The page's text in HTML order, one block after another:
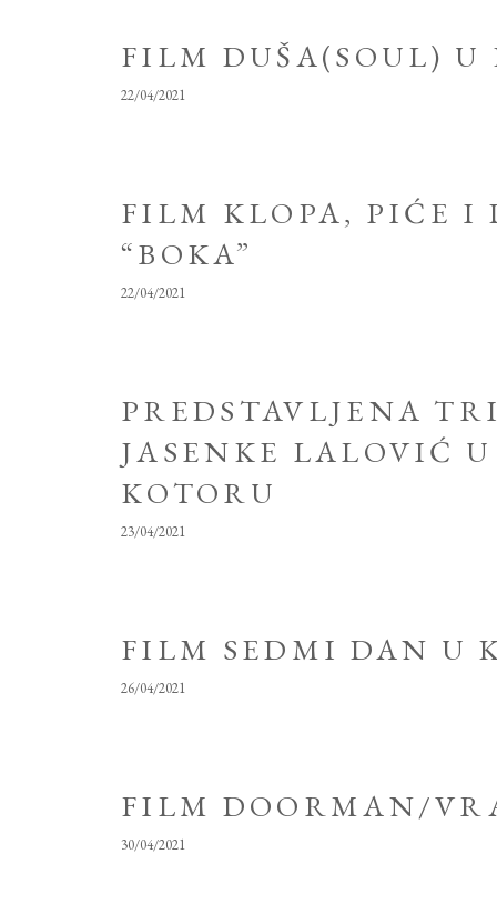
FILM DUŠA(SOUL) U
22/04/2021
FILM KLOPA, PIĆE
“BOKA”
22/04/2021
PREDSTAVLJENA
JASENKE LALOVIĆ
KOTORU
23/04/2021
FILM SEDMI DAN U
26/04/2021
FILM DOORMAN/
30/04/2021